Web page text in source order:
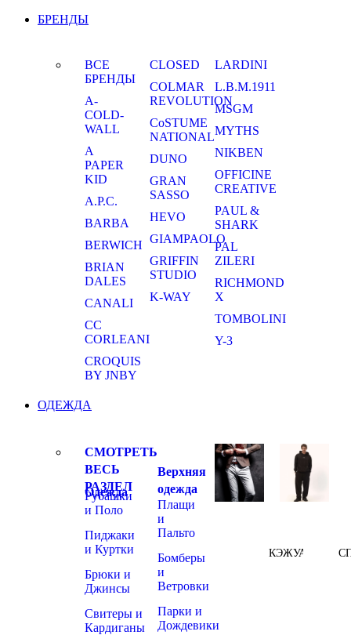
БРЕНДЫ
ВСЕ
БРЕНДЫ
A-
COLD-
WALL
A
PAPER
KID
A.P.C.
BARBA
BERWICH
BRIAN
DALES
CANALI
CC
CORLEANI
CROQUIS
BY JNBY
CLOSED
COLMAR
REVOLUTION
CoSTUME
NATIONAL
DUNO
GRAN
SASSO
HEVO
GIAMPAOLO
GRIFFIN
STUDIO
K-WAY
LARDINI
L.B.M.1911
MSGM
MYTHS
NIKBEN
OFFICINE
CREATIVE
PAUL &
SHARK
PAL
ZILERI
RICHMOND
X
TOMBOLINI
Y-3
ОДЕЖДА
СМОТРЕТЬ
ВЕСЬ
РАЗДЕЛ
Одежда
Рубашки
и Поло
Пиджаки
и Куртки
Брюки и
Джинсы
Свитеры и
Кардиганы
Верхняя
одежда
Плащи
и
Пальто
Бомберы
и
Ветровки
Парки и
Дождевики
КЭЖУАЛ